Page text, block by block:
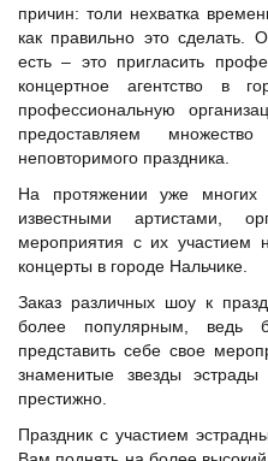
причин: толи нехватка
как правильно это сделать.
есть – это пригласить
концертное агентство в
профессиональную
предоставляем
неповторимого праздника.
На протяжении уже
известными артистами,
мероприятия с их участием
концерты в городе Нальчике.
Заказ различных шоу к
более популярным, ведь
представить себе свое
знаменитые звезды
престижно.
Праздник с участием